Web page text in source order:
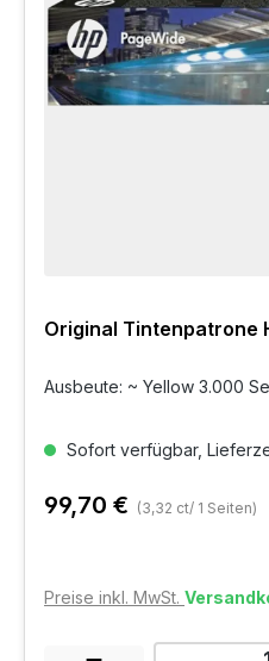
Original Tintenpatrone
Ausbeute: ~ Yellow 3.000
Sofort verfügbar,
99,70 € (3,32 ct/ 1 Seiten)
Preise inkl. MwSt.